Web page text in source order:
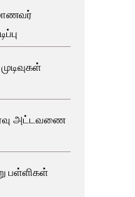
அட்டவணை
பள்ளிகள்